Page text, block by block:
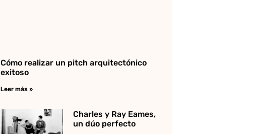
Cómo realizar un pitch arquitectónico
exitoso
Leer más »
Charles y Ray Eames,
un dúo perfecto